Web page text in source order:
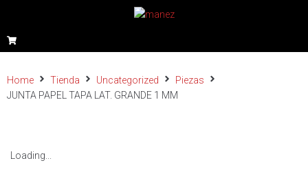
Home Tienda Uncategorized
Piezas
JUNTA PAPEL TAPA LAT. GRANDE 1 MM
Loading...